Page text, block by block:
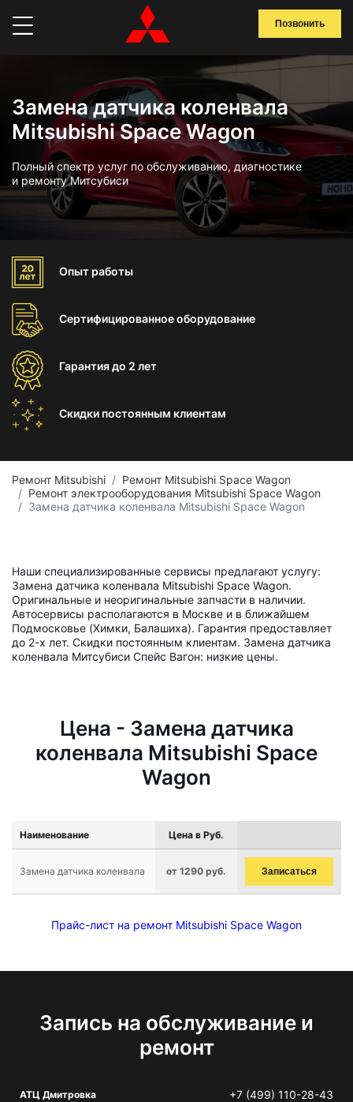
Позвонить
Замена датчика коленвала
Mitsubishi Space Wagon
Полный спектр услуг по обслуживанию, диагностике
и ремонту Митсубиси
Опыт работы
Сертифицированноеоборудование
Гарантиядо 2 лет
Скидки постоянным клиентам
Ремонт Mitsubishi
Ремонт Mitsubishi Space Wagon
Ремонт электрооборудования Mitsubishi Space Wagon
Замена датчика коленвала Mitsubishi Space Wagon
Наши специализированные сервисы предлагают услугу:
Замена датчика коленвала Mitsubishi Space Wagon.
Оригинальные и неоригинальные запчасти в наличии.
Автосервисы располагаются в Москве и в ближайшем
Подмосковье (Химки, Балашиха). Гарантия предоставляет
до 2-х лет. Скидки постоянным клиентам. Замена датчика
коленвала Митсубиси Спейс Вагон: низкие цены.
Цена - Замена датчика
коленвала Mitsubishi Space
Wagon
Наименование Цена в Руб.
Замена датчика коленвала от 1290 руб. Записаться
Прайс-лист на ремонт Mitsubishi Space Wagon
Запись на обслуживание и
ремонт
АТЦ Дмитровка +7 (499) 110-28-43